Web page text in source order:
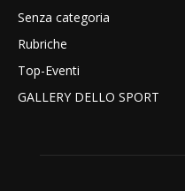
Senza categoria
Rubriche
Top-Eventi
GALLERY DELLO SPORT